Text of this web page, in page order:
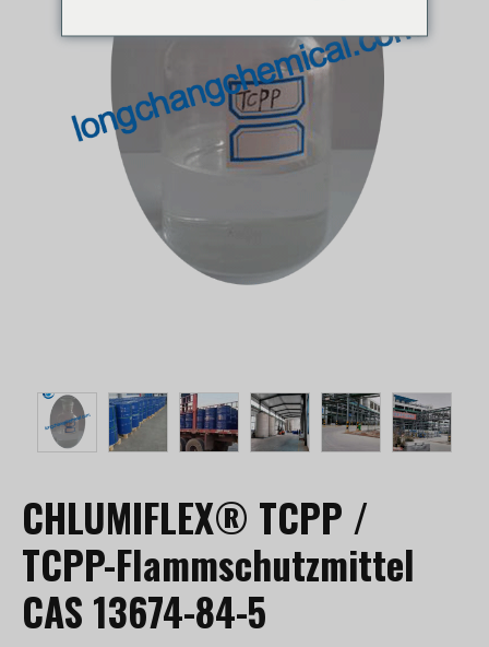
CHLUMIFLEX® TCPP /
TCPP-Flammschutzmittel
CAS 13674-84-5